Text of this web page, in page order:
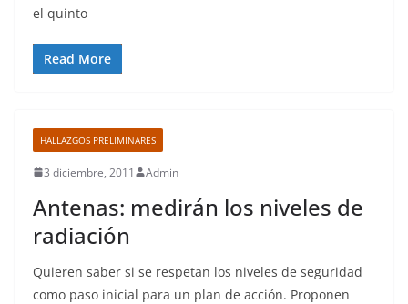
el quinto
Read More
HALLAZGOS PRELIMINARES
3 diciembre, 2011 Admin
Antenas: medirán los niveles de
radiación
Quieren saber si se respetan los niveles de seguridad
como paso inicial para un plan de acción. Proponen